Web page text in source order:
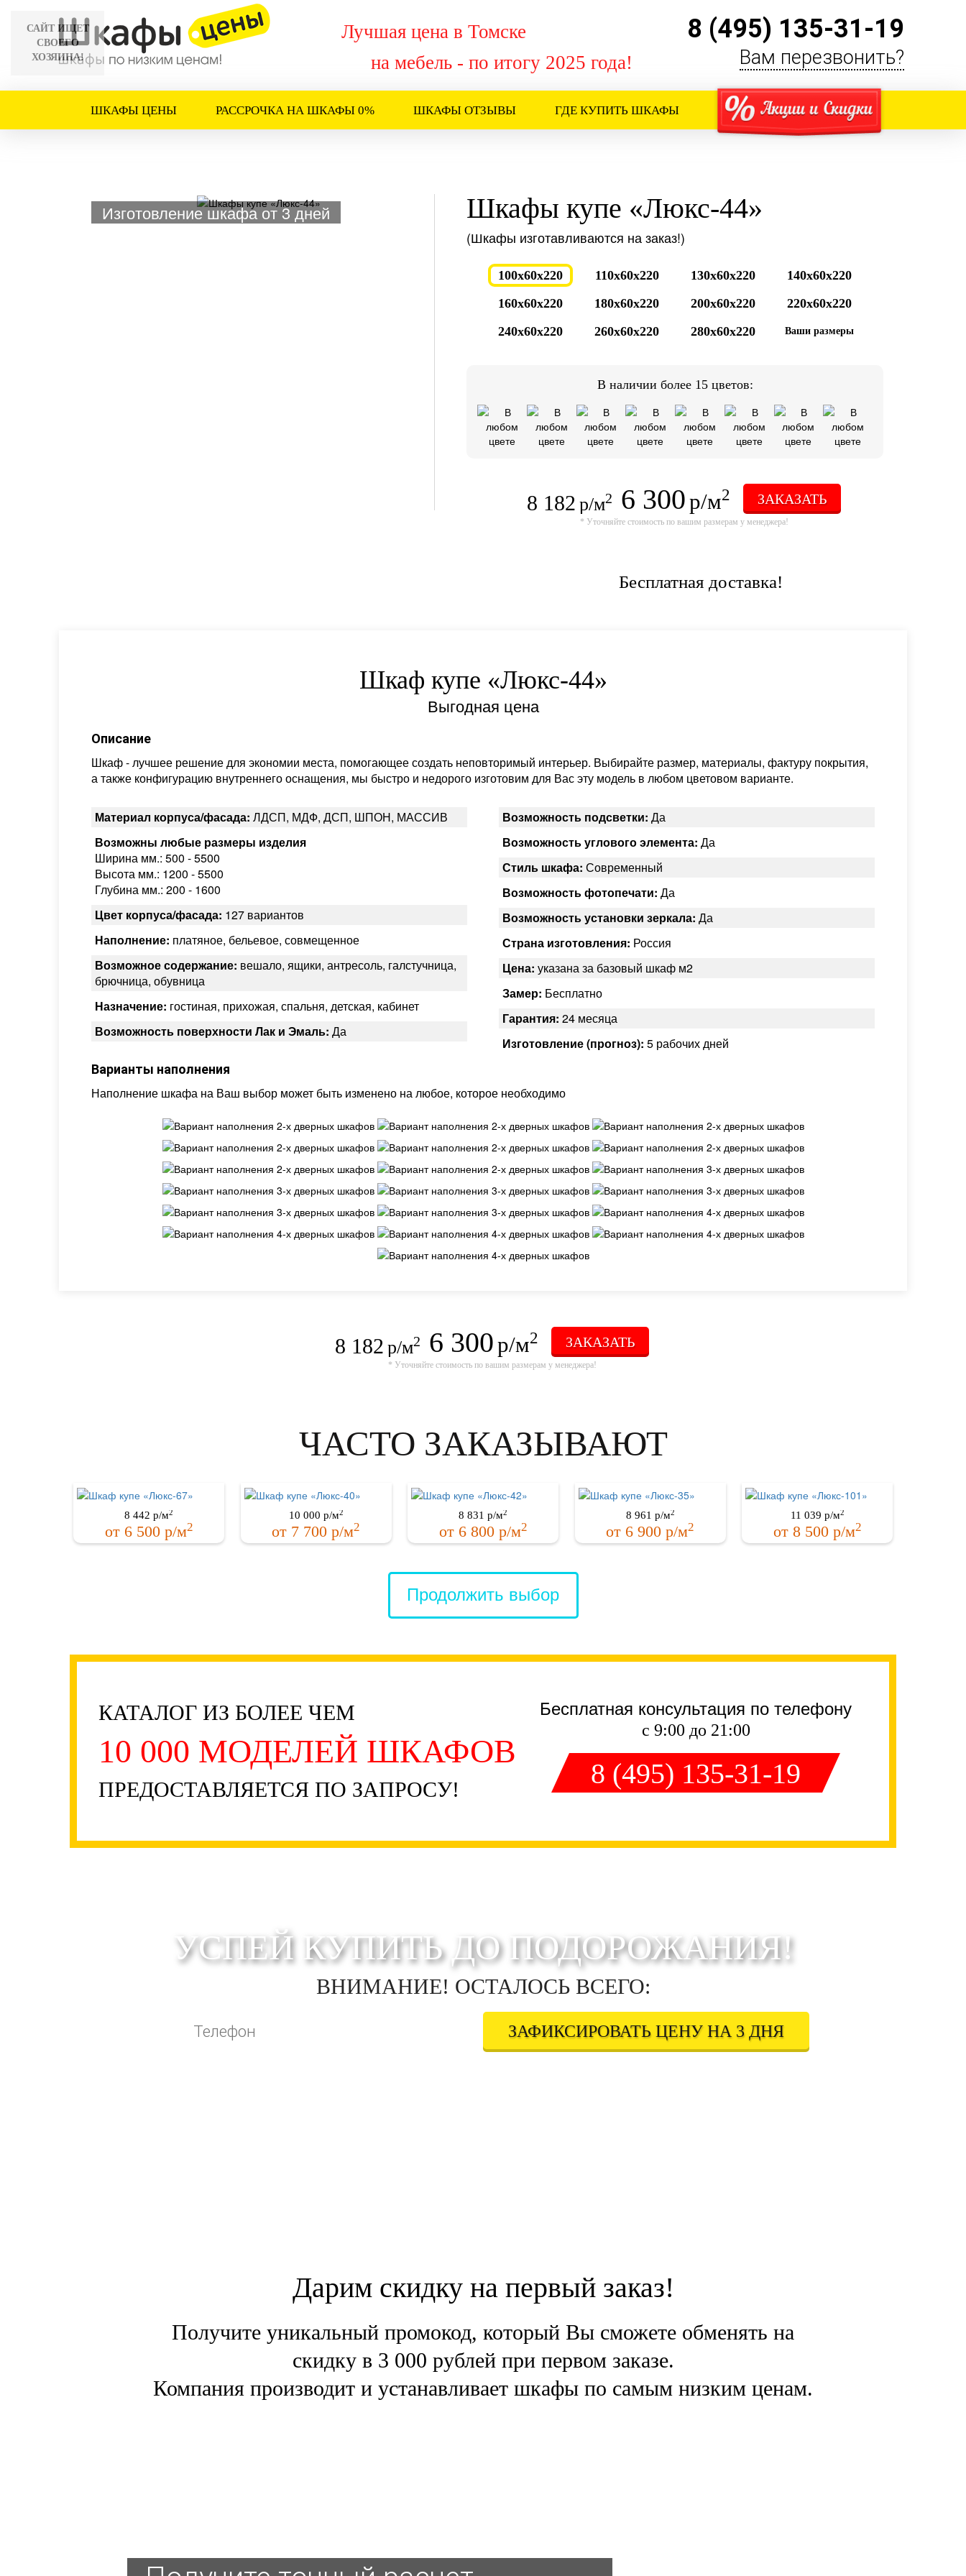
Лучшая цена в Томске
на мебель - по итогу 2025 года!
8 (495) 135-31-19
Вам перезвонить?
ШКАФЫ ЦЕНЫ РАССРОЧКА НА ШКАФЫ 0% ШКАФЫ ОТЗЫВЫ ГДЕ КУПИТЬ ШКАФЫ
Изготовление шкафа от 3 дней Шкафы купе «Люкс-44»
(Шкафы изготавливаются на заказ!)
100x60x220 110x60x220 130x60x220
140x60x220
160x60x220
180x60x220 200x60x220
220x60x220
240x60x220
260x60x220 280x60x220 Ваши размеры
В наличии более 15 цветов:
8 182 р/м2 6 300р/м2 ЗАКАЗАТЬ
* Уточняйте стоимость по вашим размерам у менеджера!
Бесплатная доставка!
Шкаф купе «Люкс-44»
Выгодная цена
Описание
Шкаф - лучшее решение для экономии места, помогающее создать неповторимый интерьер. Выбирайте размер, материалы, фактуру покрытия,
а также конфигурацию внутреннего оснащения, мы быстро и недорого изготовим для Вас эту модель в любом цветовом варианте.
Материал корпуса/фасада: ЛДСП, МДФ, ДСП, ШПОН, МАССИВ
Возможны любые размеры изделия
Ширина мм.: 500 - 5500
Высота мм.: 1200 - 5500
Глубина мм.: 200 - 1600
Цвет корпуса/фасада: 127 вариантов
Наполнение: платяное, бельевое, совмещенное
Возможное содержание: вешало, ящики, антресоль, галстучница,
брючница, обувница
Назначение: гостиная, прихожая, спальня, детская, кабинет
Возможность поверхности Лак и Эмаль: Да
Возможность подсветки: Да
Возможность углового элемента: Да
Стиль шкафа: Современный
Возможность фотопечати: Да
Возможность установки зеркала: Да
Страна изготовления: Россия
Цена: указана за базовый шкаф м2
Замер: Бесплатно
Гарантия: 24 месяца
Изготовление (прогноз): 5 рабочих дней
Варианты наполнения
Наполнение шкафа на Ваш выбор может быть изменено на любое, которое необходимо
8 182 р/м2 6 300р/м2 ЗАКАЗАТЬ
* Уточняйте стоимость по вашим размерам у менеджера!
ЧАСТО ЗАКАЗЫВАЮТ
8 442 р/м2
от 6 500р/м2
10 000 р/м2
от 7 700 р/м2
8 831 р/м2
от 6 800р/м2
8 961 р/м2
от 6 900 р/м2
11 039 р/м2
от 8 500р/м2
Продолжить выбор
КАТАЛОГ ИЗ БОЛЕЕ ЧЕМ
10 000 МОДЕЛЕЙ ШКАФОВ
ПРЕДОСТАВЛЯЕТСЯ ПО ЗАПРОСУ!
Бесплатная консультация по телефону
с 9:00 до 21:00
8 (495) 135-31-19
УСПЕЙ КУПИТЬ ДО ПОДОРОЖАНИЯ!
ВНИМАНИЕ! ОСТАЛОСЬ ВСЕГО:
ЗАФИКСИРОВАТЬ ЦЕНУ НА 3 ДНЯ
Дарим скидку на первый заказ!
Получите уникальный промокод, который Вы сможете обменять на
скидку в 3 000 рублей при первом заказе.
Компания производит и устанавливает шкафы по самым низким ценам.
САЙТ ИЩЕТ
СВОЕГО
ХОЗЯИНА!